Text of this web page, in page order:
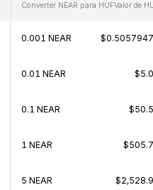
Converter NEAR para HUFValor de
0.001 NEAR
0.01 NEAR
0.1 NEAR
1 NEAR
5 NEAR